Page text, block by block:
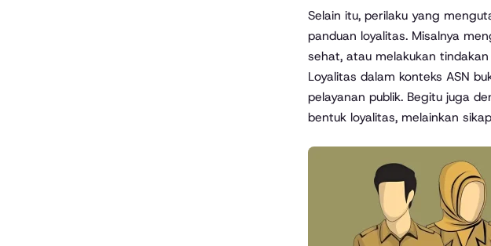
Selain itu, perilaku yang
panduan loyalitas. Misalnya
sehat, atau melakukan
Loyalitas dalam konteks ASN
pelayanan publik. Begitu juga
bentuk loyalitas, melainkan